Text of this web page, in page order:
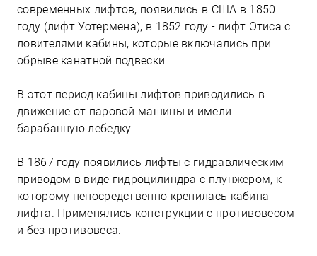
современных лифтов, появились в США в 1850
году (лифт Уотермена), в 1852 году - лифт Отиса с
ловителями кабины, которые включались при
обрыве канатной подвески.
В этот период кабины лифтов приводились в
движение от паровой машины и имели
барабанную лебедку.
В 1867 году появились лифты с гидравлическим
приводом в виде гидроцилиндра с плунжером, к
которому непосредственно крепилась кабина
лифта. Применялись конструкции с противовесом
и без противовеса.